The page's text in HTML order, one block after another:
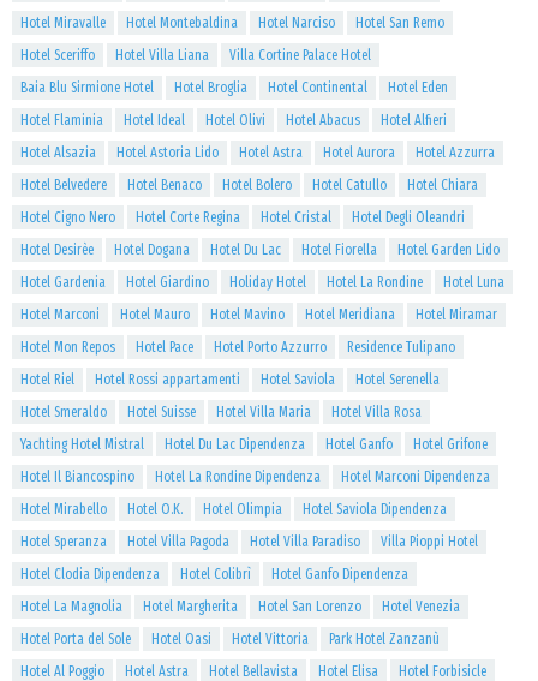
Hotel Miravalle
Hotel Montebaldina Hotel Narciso
Hotel San Remo
Hotel Sceriffo
Hotel Villa Liana
Villa Cortine Palace Hotel
Baia Blu Sirmione Hotel
Hotel Broglia Hotel Continental
Hotel Eden
Hotel Flaminia
Hotel Ideal Hotel Olivi Hotel Abacus
Hotel Alfieri
Hotel Alsazia
Hotel Astoria Lido Hotel Astra Hotel Aurora
Hotel Azzurra
Hotel Belvedere
Hotel Benaco Hotel Bolero Hotel Catullo
Hotel Chiara
Hotel Cigno Nero
Hotel Corte Regina Hotel Cristal
Hotel Degli Oleandri
Hotel Desirèe
Hotel Dogana Hotel Du Lac Hotel Fiorella
Hotel Garden Lido
Hotel Gardenia
Hotel Giardino Holiday Hotel Hotel La Rondine
Hotel Luna
Hotel Marconi
Hotel Mauro Hotel Mavino Hotel Meridiana
Hotel Miramar
Hotel Mon Repos
Hotel Pace Hotel Porto Azzurro
Residence Tulipano
Hotel Riel
Hotel Rossi appartamenti Hotel Saviola
Hotel Serenella
Hotel Smeraldo
Hotel Suisse Hotel Villa Maria
Hotel Villa Rosa
Yachting Hotel Mistral
Hotel Du Lac Dipendenza Hotel Ganfo
Hotel Grifone
Hotel Il Biancospino
Hotel La Rondine Dipendenza
Hotel Marconi Dipendenza
Hotel Mirabello
Hotel O.K. Hotel Olimpia
Hotel Saviola Dipendenza
Hotel Speranza
Hotel Villa Pagoda Hotel Villa Paradiso
Villa Pioppi Hotel
Hotel Clodia Dipendenza
Hotel Colibrì
Hotel Ganfo Dipendenza
Hotel La Magnolia
Hotel Margherita Hotel San Lorenzo
Hotel Venezia
Hotel Porta del Sole
Hotel Oasi Hotel Vittoria
Park Hotel Zanzanù
Hotel Al Poggio
Hotel Astra Hotel Bellavista Hotel Elisa
Hotel Forbisicle